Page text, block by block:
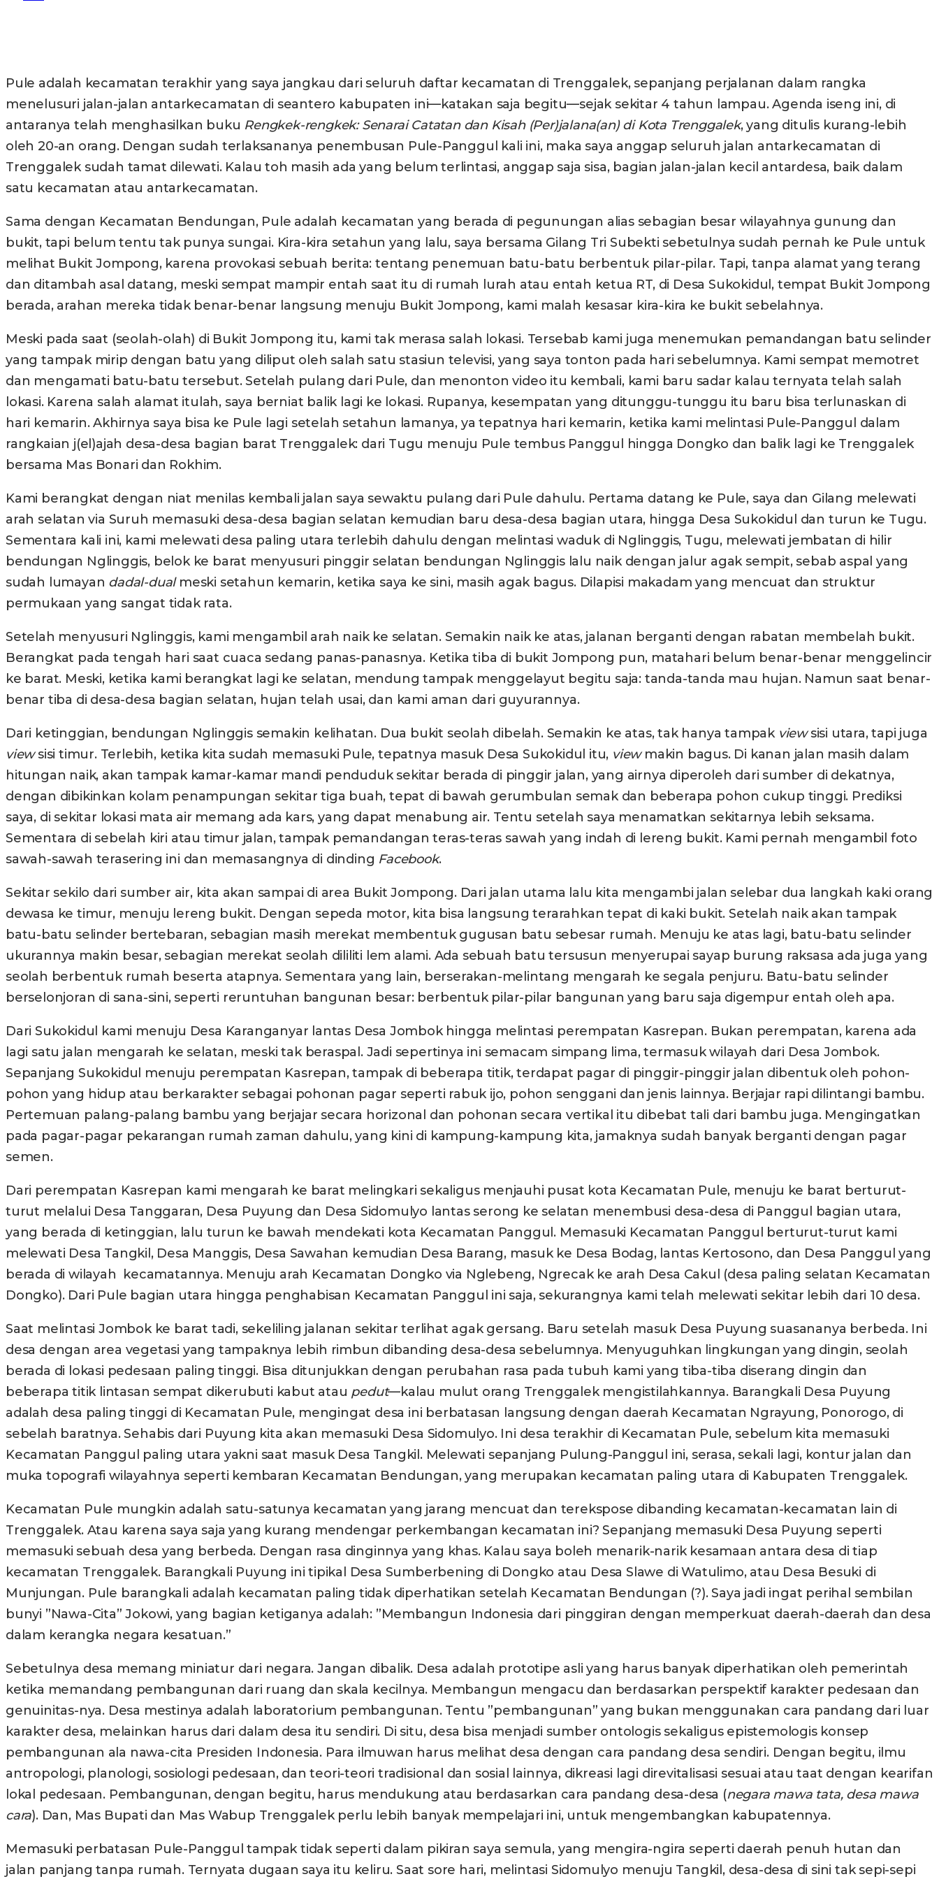
Pule adalah kecamatan terakhir yang saya jangkau dari seluruh daftar kecamatan di Trenggalek, sepanjang perjalanan dalam rangka
menelusuri jalan-jalan antarkecamatan di seantero kabupaten ini—katakan saja begitu—sejak sekitar 4 tahun lampau. Agenda iseng ini, di
antaranya telah menghasilkan buku Rengkek-rengkek: Senarai Catatan dan Kisah (Per)jalana(an) di Kota Trenggalek, yang ditulis kurang-lebih
oleh 20-an orang. Dengan sudah terlaksananya penembusan Pule-Panggul kali ini, maka saya anggap seluruh jalan antarkecamatan di
Trenggalek sudah tamat dilewati. Kalau toh masih ada yang belum terlintasi, anggap saja sisa, bagian jalan-jalan kecil antardesa, baik dalam
satu kecamatan atau antarkecamatan.
Sama dengan Kecamatan Bendungan, Pule adalah kecamatan yang berada di pegunungan alias sebagian besar wilayahnya gunung dan
bukit, tapi belum tentu tak punya sungai. Kira-kira setahun yang lalu, saya bersama Gilang Tri Subekti sebetulnya sudah pernah ke Pule untuk
melihat Bukit Jompong, karena provokasi sebuah berita: tentang penemuan batu-batu berbentuk pilar-pilar. Tapi, tanpa alamat yang terang
dan ditambah asal datang, meski sempat mampir entah saat itu di rumah lurah atau entah ketua RT, di Desa Sukokidul, tempat Bukit Jompong
berada, arahan mereka tidak benar-benar langsung menuju Bukit Jompong, kami malah kesasar kira-kira ke bukit sebelahnya.
Meski pada saat (seolah-olah) di Bukit Jompong itu, kami tak merasa salah lokasi. Tersebab kami juga menemukan pemandangan batu selinder
yang tampak mirip dengan batu yang diliput oleh salah satu stasiun televisi, yang saya tonton pada hari sebelumnya. Kami sempat memotret
dan mengamati batu-batu tersebut. Setelah pulang dari Pule, dan menonton video itu kembali, kami baru sadar kalau ternyata telah salah
lokasi. Karena salah alamat itulah, saya berniat balik lagi ke lokasi. Rupanya, kesempatan yang ditunggu-tunggu itu baru bisa terlunaskan di
hari kemarin. Akhirnya saya bisa ke Pule lagi setelah setahun lamanya, ya tepatnya hari kemarin, ketika kami melintasi Pule-Panggul dalam
rangkaian j(el)ajah desa-desa bagian barat Trenggalek: dari Tugu menuju Pule tembus Panggul hingga Dongko dan balik lagi ke Trenggalek
bersama Mas Bonari dan Rokhim.
Kami berangkat dengan niat menilas kembali jalan saya sewaktu pulang dari Pule dahulu. Pertama datang ke Pule, saya dan Gilang melewati
arah selatan via Suruh memasuki desa-desa bagian selatan kemudian baru desa-desa bagian utara, hingga Desa Sukokidul dan turun ke Tugu.
Sementara kali ini, kami melewati desa paling utara terlebih dahulu dengan melintasi waduk di Nglinggis, Tugu, melewati jembatan di hilir
bendungan Nglinggis, belok ke barat menyusuri pinggir selatan bendungan Nglinggis lalu naik dengan jalur agak sempit, sebab aspal yang
sudah lumayan dadal-dualmeski setahun kemarin, ketika saya ke sini, masih agak bagus. Dilapisi makadam yang mencuat dan struktur
permukaan yang sangat tidak rata.
Setelah menyusuri Nglinggis, kami mengambil arah naik ke selatan. Semakin naik ke atas, jalanan berganti dengan rabatan membelah bukit.
Berangkat pada tengah hari saat cuaca sedang panas-panasnya. Ketika tiba di bukit Jompong pun, matahari belum benar-benar menggelincir
ke barat. Meski, ketika kami berangkat lagi ke selatan, mendung tampak menggelayut begitu saja: tanda-tanda mau hujan. Namun saat benar-
benar tiba di desa-desa bagian selatan, hujan telah usai, dan kami aman dari guyurannya.
Dari ketinggian, bendungan Nglinggis semakin kelihatan. Dua bukit seolah dibelah. Semakin ke atas, tak hanya tampak viewsisi utara, tapi juga
viewsisi timur. Terlebih, ketika kita sudah memasuki Pule, tepatnya masuk Desa Sukokidul itu, viewmakin bagus. Di kanan jalan masih dalam
hitungan naik, akan tampak kamar-kamar mandi penduduk sekitar berada di pinggir jalan, yang airnya diperoleh dari sumber di dekatnya,
dengan dibikinkan kolam penampungan sekitar tiga buah, tepat di bawah gerumbulan semak dan beberapa pohon cukup tinggi. Prediksi
saya, di sekitar lokasi mata air memang ada kars, yang dapat menabung air. Tentu setelah saya menamatkan sekitarnya lebih seksama.
Sementara di sebelah kiri atau timur jalan, tampak pemandangan teras-teras sawah yang indah di lereng bukit. Kami pernah mengambil foto
sawah-sawah terasering ini dan memasangnya di dinding Facebook.
Sekitar sekilo dari sumber air, kita akan sampai di area Bukit Jompong. Dari jalan utama lalu kita mengambi jalan selebar dua langkah kaki orang
dewasa ke timur, menuju lereng bukit. Dengan sepeda motor, kita bisa langsung terarahkan tepat di kaki bukit. Setelah naik akan tampak
batu-batu selinder bertebaran, sebagian masih merekat membentuk gugusan batu sebesar rumah. Menuju ke atas lagi, batu-batu selinder
ukurannya makin besar, sebagian merekat seolah dililiti lem alami. Ada sebuah batu tersusun menyerupai sayap burung raksasa ada juga yang
seolah berbentuk rumah beserta atapnya. Sementara yang lain, berserakan-melintang mengarah ke segala penjuru. Batu-batu selinder
berselonjoran di sana-sini, seperti reruntuhan bangunan besar: berbentuk pilar-pilar bangunan yang baru saja digempur entah oleh apa.
Dari Sukokidul kami menuju Desa Karanganyar lantas Desa Jombok hingga melintasi perempatan Kasrepan. Bukan perempatan, karena ada
lagi satu jalan mengarah ke selatan, meski tak beraspal. Jadi sepertinya ini semacam simpang lima, termasuk wilayah dari Desa Jombok.
Sepanjang Sukokidul menuju perempatan Kasrepan, tampak di beberapa titik, terdapat pagar di pinggir-pinggir jalan dibentuk oleh pohon-
pohon yang hidup atau berkarakter sebagai pohonan pagar seperti rabuk ijo, pohon senggani dan jenis lainnya. Berjajar rapi dilintangi bambu.
Pertemuan palang-palang bambu yang berjajar secara horizonal dan pohonan secara vertikal itu dibebat tali dari bambu juga. Mengingatkan
pada pagar-pagar pekarangan rumah zaman dahulu, yang kini di kampung-kampung kita, jamaknya sudah banyak berganti dengan pagar
semen.
Dari perempatan Kasrepan kami mengarah ke barat melingkari sekaligus menjauhi pusat kota Kecamatan Pule, menuju ke barat berturut-
turut melalui Desa Tanggaran, Desa Puyung dan Desa Sidomulyo lantas serong ke selatan menembusi desa-desa di Panggul bagian utara,
yang berada di ketinggian, lalu turun ke bawah mendekati kota Kecamatan Panggul. Memasuki Kecamatan Panggul berturut-turut kami
melewati Desa Tangkil, Desa Manggis, Desa Sawahan kemudian Desa Barang, masuk ke Desa Bodag, lantas Kertosono, dan Desa Panggul yang
berada di wilayah kecamatannya. Menuju arah Kecamatan Dongko via Nglebeng, Ngrecak ke arah Desa Cakul (desa paling selatan Kecamatan
Dongko). Dari Pule bagian utara hingga penghabisan Kecamatan Panggul ini saja, sekurangnya kami telah melewati sekitar lebih dari 10 desa.
Saat melintasi Jombok ke barat tadi, sekeliling jalanan sekitar terlihat agak gersang. Baru setelah masuk Desa Puyung suasananya berbeda. Ini
desa dengan area vegetasi yang tampaknya lebih rimbun dibanding desa-desa sebelumnya. Menyuguhkan lingkungan yang dingin, seolah
berada di lokasi pedesaan paling tinggi. Bisa ditunjukkan dengan perubahan rasa pada tubuh kami yang tiba-tiba diserang dingin dan
beberapa titik lintasan sempat dikerubuti kabut atau pedut—kalau mulut orang Trenggalek mengistilahkannya. Barangkali Desa Puyung
adalah desa paling tinggi di Kecamatan Pule, mengingat desa ini berbatasan langsung dengan daerah Kecamatan Ngrayung, Ponorogo, di
sebelah baratnya. Sehabis dari Puyung kita akan memasuki Desa Sidomulyo. Ini desa terakhir di Kecamatan Pule, sebelum kita memasuki
Kecamatan Panggul paling utara yakni saat masuk Desa Tangkil. Melewati sepanjang Pulung-Panggul ini, serasa, sekali lagi, kontur jalan dan
muka topografi wilayahnya seperti kembaran Kecamatan Bendungan, yang merupakan kecamatan paling utara di Kabupaten Trenggalek.
Kecamatan Pule mungkin adalah satu-satunya kecamatan yang jarang mencuat dan terekspose dibanding kecamatan-kecamatan lain di
Trenggalek. Atau karena saya saja yang kurang mendengar perkembangan kecamatan ini? Sepanjang memasuki Desa Puyung seperti
memasuki sebuah desa yang berbeda. Dengan rasa dinginnya yang khas. Kalau saya boleh menarik-narik kesamaan antara desa di tiap
kecamatan Trenggalek. Barangkali Puyung ini tipikal Desa Sumberbening di Dongko atau Desa Slawe di Watulimo, atau Desa Besuki di
Munjungan. Pule barangkali adalah kecamatan paling tidak diperhatikan setelah Kecamatan Bendungan (?). Saya jadi ingat perihal sembilan
bunyi ”Nawa-Cita” Jokowi, yang bagian ketiganya adalah: ”Membangun Indonesia dari pinggiran dengan memperkuat daerah-daerah dan desa
dalam kerangka negara kesatuan.”
Sebetulnya desa memang miniatur dari negara. Jangan dibalik. Desa adalah prototipe asli yang harus banyak diperhatikan oleh pemerintah
ketika memandang pembangunan dari ruang dan skala kecilnya. Membangun mengacu dan berdasarkan perspektif karakter pedesaan dan
genuinitas-nya. Desa mestinya adalah laboratorium pembangunan. Tentu ”pembangunan” yang bukan menggunakan cara pandang dari luar
karakter desa, melainkan harus dari dalam desa itu sendiri. Di situ, desa bisa menjadi sumber ontologis sekaligus epistemologis konsep
pembangunan ala nawa-cita Presiden Indonesia. Para ilmuwan harus melihat desa dengan cara pandang desa sendiri. Dengan begitu, ilmu
antropologi, planologi, sosiologi pedesaan, dan teori-teori tradisional dan sosial lainnya, dikreasi lagi direvitalisasi sesuai atau taat dengan kearifan
lokal pedesaan. Pembangunan, dengan begitu, harus mendukung atau berdasarkan cara pandang desa-desa (negara mawa tata, desa mawa
cara). Dan, Mas Bupati dan Mas Wabup Trenggalek perlu lebih banyak mempelajari ini, untuk mengembangkan kabupatennya.
Memasuki perbatasan Pule-Panggul tampak tidak seperti dalam pikiran saya semula, yang mengira-ngira seperti daerah penuh hutan dan
jalan panjang tanpa rumah. Ternyata dugaan saya itu keliru. Saat sore hari, melintasi Sidomulyo menuju Tangkil, desa-desa di sini tak sepi-sepi